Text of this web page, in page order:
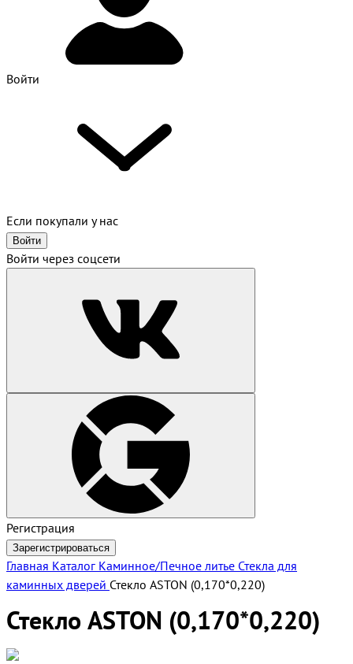
Войти
Если покупали у нас
Войти
Войти через соцсети
Регистрация
Зарегистрироваться
Главная Каталог Каминное/Печное литье Стекла для
каминных дверей Стекло ASTON (0,170*0,220)
Стекло ASTON (0,170*0,220)